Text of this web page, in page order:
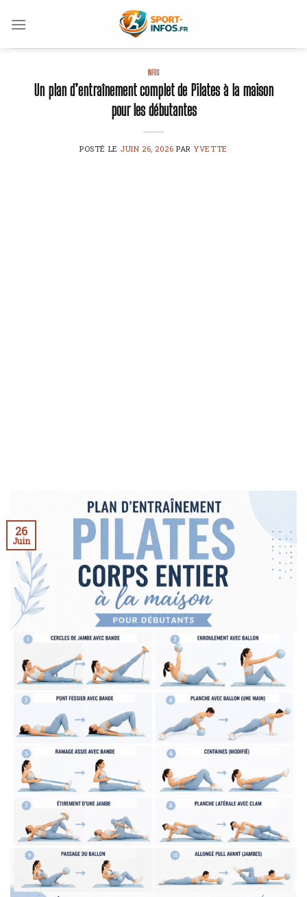
INFOS
Un plan d’entraînement complet de Pilates à la maison
pour les débutantes
POSTÉ LE JUIN 26, 2026 PARYVETTE
26
Juin